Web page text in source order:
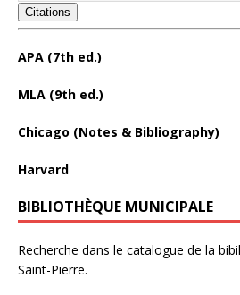
Citations
APA (7th ed.)
MLA (9th ed.)
Chicago (Notes & Bibliography)
Harvard
BIBLIOTHÈQUE MUNICIPALE
Recherche dans le catalogue de la
Saint-Pierre.